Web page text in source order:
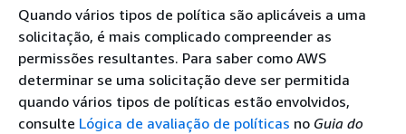
Quando vários tipos de política são aplicáveis a uma
solicitação, é mais complicado compreender as
permissões resultantes. Para saber como AWS
determinar se uma solicitação deve ser permitida
quando vários tipos de políticas estão envolvidos,
consulte Lógica de avaliação de políticas no Guia do